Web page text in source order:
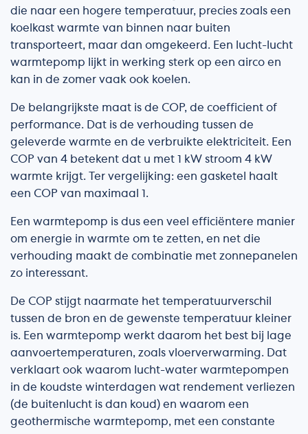
die naar een hogere temperatuur, precies zoals een
koelkast warmte van binnen naar buiten
transporteert, maar dan omgekeerd. Een lucht-lucht
warmtepomp lijkt in werking sterk op een airco en
kan in de zomer vaak ook koelen.
De belangrijkste maat is de COP, de coefficient of
performance. Dat is de verhouding tussen de
geleverde warmte en de verbruikte elektriciteit. Een
COP van 4 betekent dat u met 1 kW stroom 4 kW
warmte krijgt. Ter vergelijking: een gasketel haalt
een COP van maximaal 1.
Een warmtepomp is dus een veel efficiëntere manier
om energie in warmte om te zetten, en net die
verhouding maakt de combinatie met zonnepanelen
zo interessant.
De COP stijgt naarmate het temperatuurverschil
tussen de bron en de gewenste temperatuur kleiner
is. Een warmtepomp werkt daarom het best bij lage
aanvoertemperaturen, zoals vloerverwarming. Dat
verklaart ook waarom lucht-water warmtepompen
in de koudste winterdagen wat rendement verliezen
(de buitenlucht is dan koud) en waarom een
geothermische warmtepomp, met een constante